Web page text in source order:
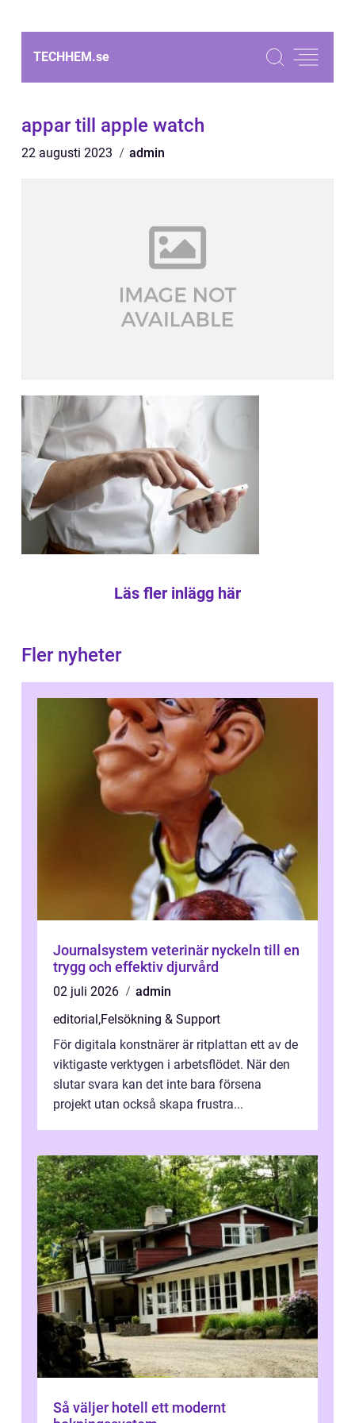
TECHHEM.se
appar till apple watch
22 augusti 2023 admin
Läs fler inlägg här
Fler nyheter
Journalsystem veterinär nyckeln till en
trygg och effektiv djurvård
02 juli 2026
admin
editorial,Felsökning & Support
För digitala konstnärer är ritplattan ett av de
viktigaste verktygen i arbetsflödet. När den
slutar svara kan det inte bara försena
projekt utan också skapa frustra...
Så väljer hotell ett modernt